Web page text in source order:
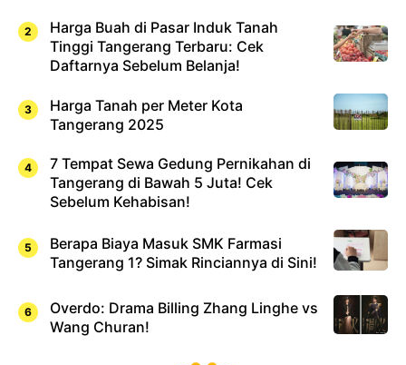
Harga Buah di Pasar Induk Tanah
Tinggi Tangerang Terbaru: Cek
Daftarnya Sebelum Belanja!
Harga Tanah per Meter Kota
Tangerang 2025
7 Tempat Sewa Gedung Pernikahan di
Tangerang di Bawah 5 Juta! Cek
Sebelum Kehabisan!
Berapa Biaya Masuk SMK Farmasi
Tangerang 1? Simak Rinciannya di Sini!
Overdo: Drama Billing Zhang Linghe vs
Wang Churan!